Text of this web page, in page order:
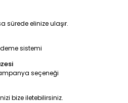
sürede elinize ulaşır.
sistemi
seçeneği
bize iletebilirsiniz.